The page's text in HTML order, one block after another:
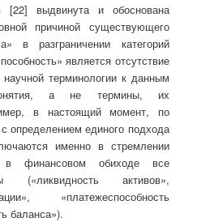
[22] выдвинута и обоснована
причиной существующего
в разграничении категорий
является отсутствие
терминологии к данным
а не термины, их
в настоящий момент, по
определением единого подхода
именно в стремлении
в финансовом обиходе все
(«ликвидность активов»,
«платежеспособность
баланса»).